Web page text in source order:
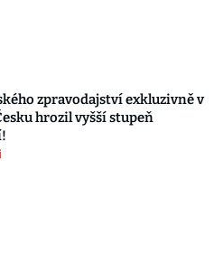
zpravodajství exkluzivně v
hrozil vyšší stupeň